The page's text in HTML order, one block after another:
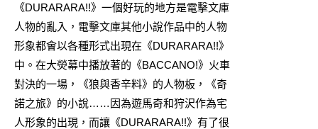
《DURARARA!!》一個好玩的地方是電擊文庫
人物的亂入，電擊文庫其他小說作品中的人物
形象都會以各種形式出現在《DURARARA!!》
中。在大熒幕中播放著的《BACCANO!》火車
對決的一場，《狼與香辛料》的人物板，《奇
諾之旅》的小說……因為遊馬奇和狩沢作為宅
人形象的出現，而讓《DURARARA!!》有了很